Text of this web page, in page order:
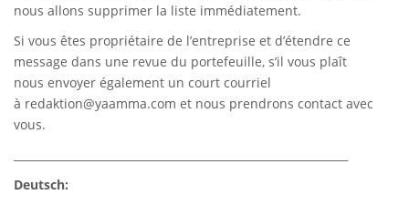
nous allons supprimer la liste immédiatement.
Si vous êtes propriétaire de l’entreprise et d’étendre ce
message dans une revue du portefeuille, s’il vous plaît
nous envoyer également un court courriel
à redaktion@yaamma.com et nous prendrons contact avec
vous.
Deutsch: